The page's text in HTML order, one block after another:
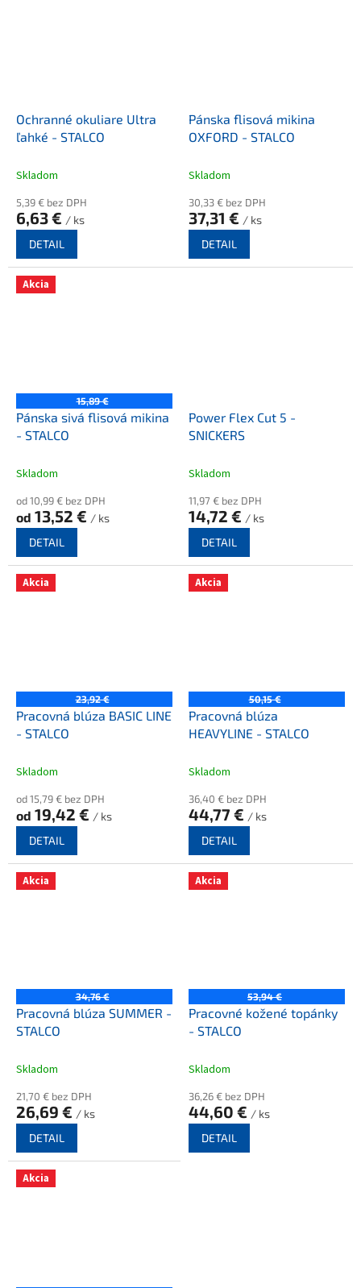
Ochranné okuliare Ultra
ľahké - STALCO
Skladom
5,39 € bez DPH
6,63 € / ks
DETAIL
Pánska flisová mikina
OXFORD - STALCO
Skladom
30,33 € bez DPH
37,31 € / ks
DETAIL
Akcia
15,89 €
Pánska sivá flisová mikina
- STALCO
Skladom
od 10,99 € bez DPH
od 13,52 € / ks
DETAIL
Power Flex Cut 5 -
SNICKERS
Skladom
11,97 € bez DPH
14,72 € / ks
DETAIL
Akcia
23,92 €
Pracovná blúza BASIC LINE
- STALCO
Skladom
od 15,79 € bez DPH
od 19,42 € / ks
DETAIL
Akcia
50,15 €
Pracovná blúza
HEAVYLINE - STALCO
Skladom
36,40 € bez DPH
44,77 € / ks
DETAIL
Akcia
34,76 €
Pracovná blúza SUMMER -
STALCO
Skladom
21,70 € bez DPH
26,69 € / ks
DETAIL
Akcia
53,94 €
Pracovné kožené topánky
- STALCO
Skladom
36,26 € bez DPH
44,60 € / ks
DETAIL
Akcia